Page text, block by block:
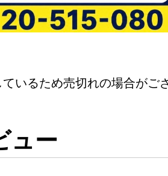
ているため売切れの場合がご
ュー